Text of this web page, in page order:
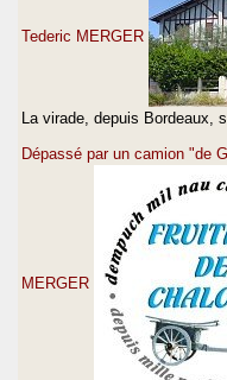
Tederic MERGER
La virade, depuis
Dépassé par un camion "de
MERGER